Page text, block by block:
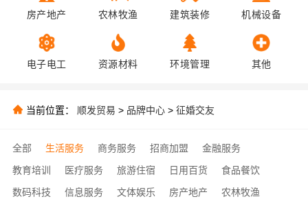
房产地产 农林牧渔 建筑装修 机械设备
电子电工 资源材料 环境管理 其他
当前位置： 顺发贸易 > 品牌中心 > 征婚交友
全部 生活服务 商务服务 招商加盟
金融服务
教育培训
医疗服务 旅游住宿 日用百货
食品餐饮
数码科技
信息服务 文体娱乐 房产地产
农林牧渔